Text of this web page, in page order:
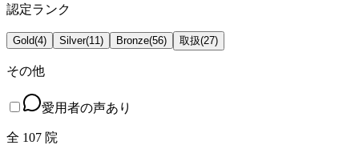
認定ランク
Gold(4) Silver(11) Bronze(56) 取扱(27)
その他
愛用者の声あり
全 107 院